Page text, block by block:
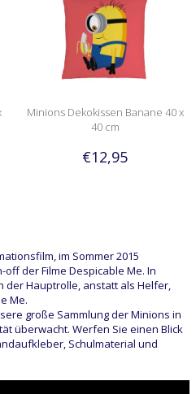
Minions Dekokissen Banane 40 x
40 cm
€12,95
im Sommer 2015
der Filme Despicable Me. In
der Hauptrolle, anstatt als Helfer,
Me.
große Sammlung der Minions in
überwacht. Werfen Sie einen Blick
Schulmaterial und